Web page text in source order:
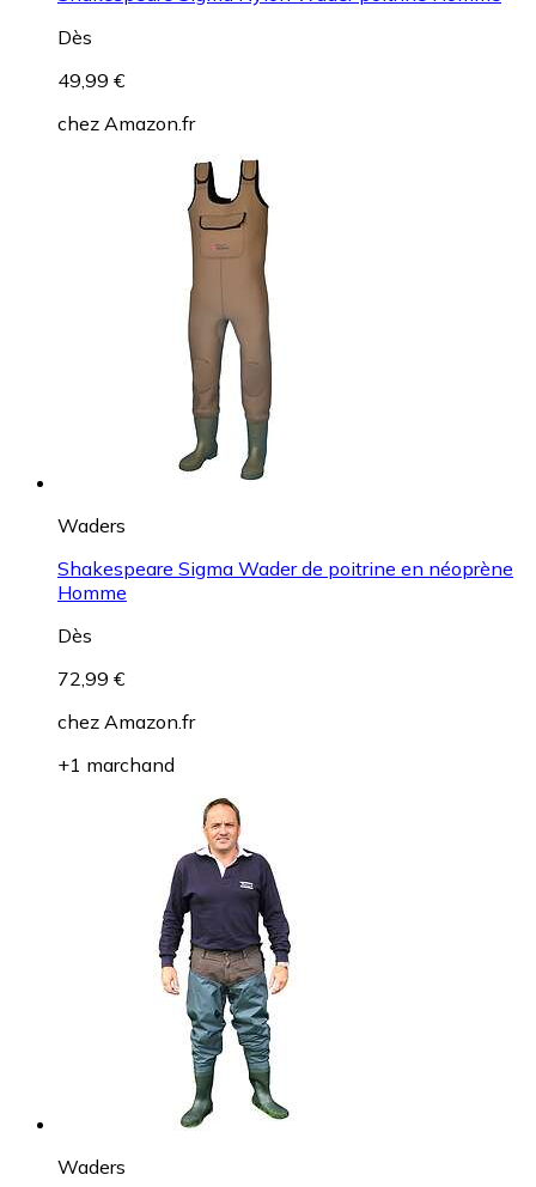
Dès
49,99 €
chez Amazon.fr
Waders
Shakespeare Sigma Wader de poitrine en néoprène
Homme
Dès
72,99 €
chez Amazon.fr
+1 marchand
Waders